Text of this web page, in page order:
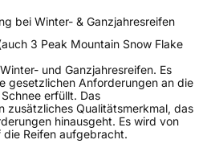
bei Winter- & Ganzjahresreifen
3 Peak Mountain Snow Flake
und Ganzjahresreifen. Es
gesetzlichen Anforderungen an die
erfüllt. Das
zusätzliches Qualitätsmerkmal, das
hinausgeht. Es wird von
Reifen aufgebracht.